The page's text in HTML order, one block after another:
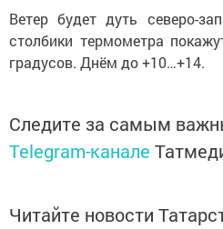
Ветер будет дуть северо-
столбики термометра
градусов. Днём до +10…+14.
Следите за самым
Telegram-канале
Читайте новости